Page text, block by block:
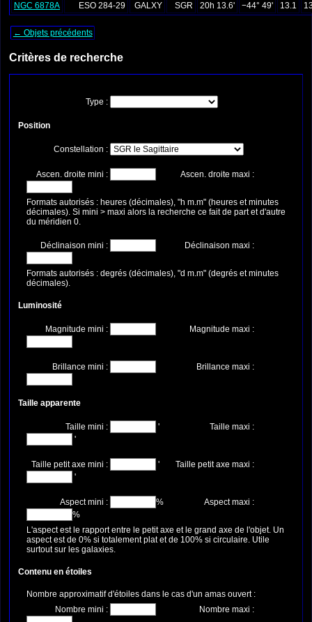
NGC 6878A
ESO 284-29 GALXY SGR 20h 13.6' −44° 49' 13.1
← Objets précédents
Critères de recherche
Type :
Position
Constellation :
Ascen. droite mini : Ascen. droite maxi :
Formats autorisés : heures (décimales), "h m.m" (heures et minutes
décimales). Si mini > maxi alors la recherche ce fait de part et d'autre
du méridien 0.
Déclinaison mini : Déclinaison maxi :
Formats autorisés : degrés (décimales), "d m.m" (degrés et minutes
décimales).
Luminosité
Magnitude mini : Magnitude maxi :
Brillance mini : Brillance maxi :
Taille apparente
Taille mini : '
Taille maxi :
'
Taille petit axe mini : '
Taille petit axe maxi :
'
Aspect mini : %
Aspect maxi :
%
L'aspect est le rapport entre le petit axe et le grand axe de l'objet. Un
aspect est de 0% si totalement plat et de 100% si circulaire. Utile
surtout sur les galaxies.
Contenu en étoiles
Nombre approximatif d'étoiles dans le cas d'un amas ouvert :
Nombre mini :
Nombre maxi :